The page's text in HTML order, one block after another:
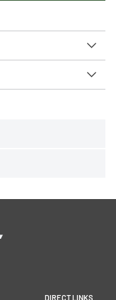
DIRECT LINKS